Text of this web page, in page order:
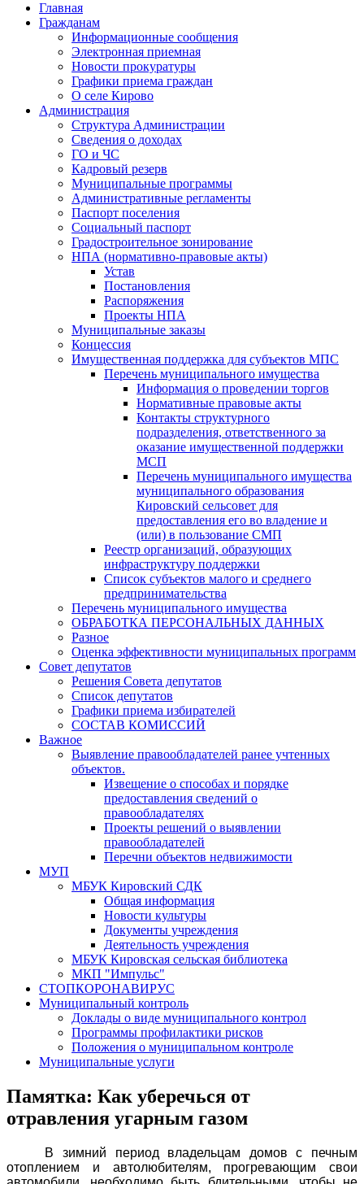
Главная
Гражданам
Информационные сообщения
Электронная приемная
Новости прокуратуры
Графики приема граждан
О селе Кирово
Администрация
Структура Администрации
Сведения о доходах
ГО и ЧС
Кадровый резерв
Муниципальные программы
Административные регламенты
Паспорт поселения
Социальный паспорт
Градостроительное зонирование
НПА (нормативно-правовые акты)
Устав
Постановления
Распоряжения
Проекты НПА
Муниципальные заказы
Концессия
Имущественная поддержка для субъектов МПС
Перечень муниципального имущества
Информация о проведении торгов
Нормативные правовые акты
Контакты структурного
подразделения, ответственного за
оказание имущественной поддержки
МСП
Перечень муниципального имущества
муниципального образования
Кировский сельсовет для
предоставления его во владение и
(или) в пользование СМП
Реестр организаций, образующих
инфраструктуру поддержки
Список субъектов малого и среднего
предпринимательства
Перечень муниципального имущества
ОБРАБОТКА ПЕРСОНАЛЬНЫХ ДАННЫХ
Разное
Оценка эффективности муниципальных программ
Совет депутатов
Решения Совета депутатов
Список депутатов
Графики приема избирателей
СОСТАВ КОМИССИЙ
Важное
Выявление правообладателей ранее учтенных
объектов.
Извещение о способах и порядке
предоставления сведений о
правообладателях
Проекты решений о выявлении
правообладателей
Перечни объектов недвижимости
МУП
МБУК Кировский СДК
Общая информация
Новости культуры
Документы учреждения
Деятельность учреждения
МБУК Кировская сельская библиотека
МКП "Импульс"
СТОПКОРОНАВИРУС
Муниципальный контроль
Доклады о виде муниципального контрол
Программы профилактики рисков
Положения о муниципальном контроле
Муниципальные услуги
Памятка: Как уберечься от
отравления угарным газом
В зимний период владельцам домов с печным
отоплением и автолюбителям, прогревающим свои